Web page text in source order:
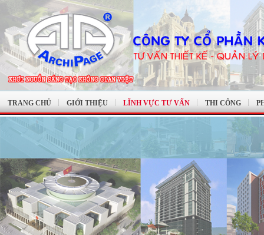
TRANG CHỦ GIỚI THIỆU LĨNH VỰC TƯ VẤN THI CÔNG